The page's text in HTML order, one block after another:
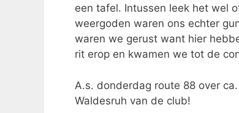
een tafel. Intussen leek het wel
weergoden waren ons echter
waren we gerust want hier
rit erop en kwamen we tot de
A.s. donderdag route 88 over
Waldesruh van de club!